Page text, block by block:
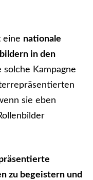
eine nationale
in den
solche Kampagne
sie eben
zu begeistern und